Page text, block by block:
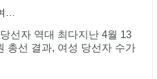
선자 역대 최다지난 4월 13
총선 결과, 여성 당선자 수가